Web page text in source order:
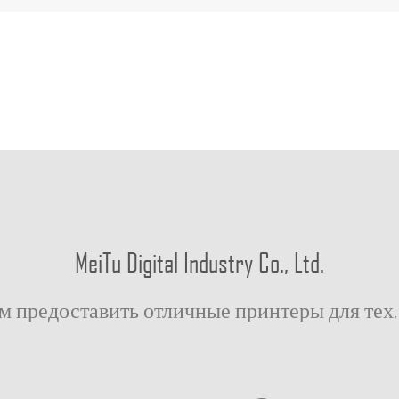
MeiTu Digital Industry Co., Ltd.
отличные принтеры для